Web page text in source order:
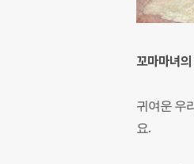
꼬마마녀
귀여운 우
요.